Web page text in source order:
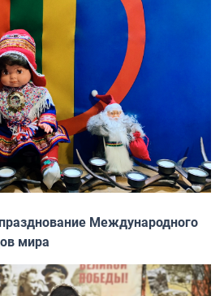
Международного
мира